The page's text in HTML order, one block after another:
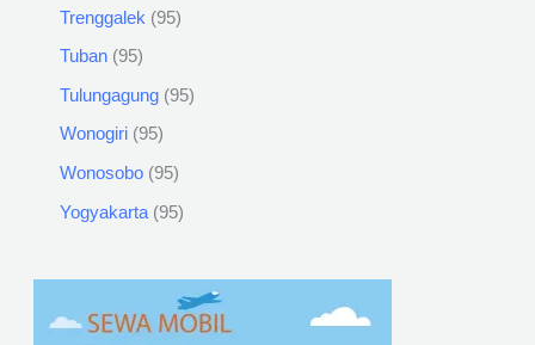
Trenggalek 95
Tuban 95
Tulungagung 95
Wonogiri 95
Wonosobo 95
Yogyakarta 95